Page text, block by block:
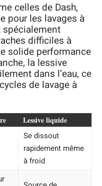
celles de Dash,
pour les lavages à
spécialement
difficiles à
solide performance
la lessive
dans l’eau, ce
de lavage à
Lessive liquide
Se dissout
rapidement même
à froid